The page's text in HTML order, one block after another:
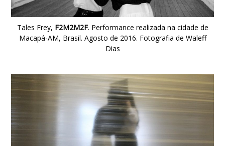
Tales Frey, F2M2M2F. Performance realizada na cidade de
Macapá-AM, Brasil. Agosto de 2016. Fotografia de Waleff
Dias